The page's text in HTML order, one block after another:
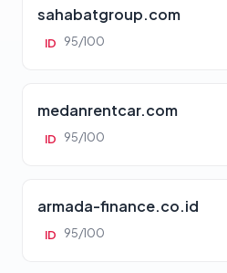
sahabatgroup.com
ID 95/100
medanrentcar.com
ID 95/100
armada-finance.co.id
ID 95/100